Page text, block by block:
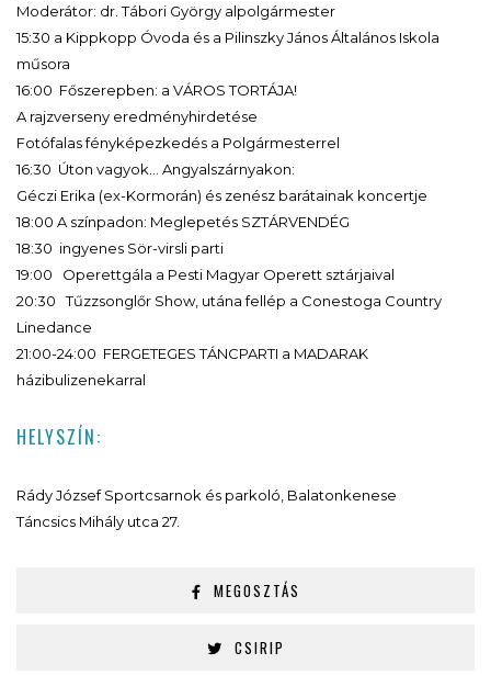
Moderátor: dr. Tábori György alpolgármester
15:30 a Kippkopp Óvoda és a Pilinszky János Általános Iskola
műsora
16:00 Főszerepben: a VÁROS TORTÁJA!
A rajzverseny eredményhirdetése
Fotófalas fényképezkedés a Polgármesterrel
16:30 Úton vagyok… Angyalszárnyakon:
Géczi Erika (ex-Kormorán) és zenész barátainak koncertje
18:00 A színpadon: Meglepetés SZTÁRVENDÉG
18:30 ingyenes Sör-virsli parti
19:00 Operettgála a Pesti Magyar Operett sztárjaival
20:30 Tűzzsonglőr Show, utána fellép a Conestoga Country
Linedance
21:00-24:00 FERGETEGES TÁNCPARTI a MADARAK
házibulizenekarral
HELYSZÍN:
Rády József Sportcsarnok és parkoló, Balatonkenese
Táncsics Mihály utca 27.
MEGOSZTÁS
CSIRIP